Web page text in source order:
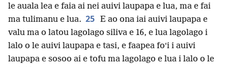
le auala lea e faia ai nei auivi laupapa e lua, ma e fai
ma tulimanu e lua. 25 E ao ona iai auivi laupapa e
valu ma o latou lagolago siliva e 16, e lua lagolago i
lalo o le auivi laupapa e tasi, e faapea foʻi i auivi
laupapa e sosoo ai e tofu ma lagolago e lua i lalo o le